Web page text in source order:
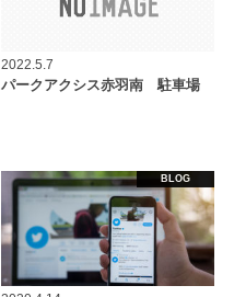
2022.5.7
パークアクシス赤羽南 駐車場
BLOG